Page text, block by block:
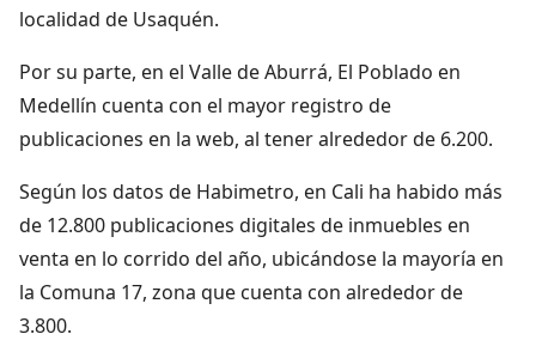
localidad de Usaquén.
Por su parte, en el Valle de Aburrá, El Poblado en
Medellín cuenta con el mayor registro de
publicaciones en la web, al tener alrededor de 6.200.
Según los datos de Habimetro, en Cali ha habido más
de 12.800 publicaciones digitales de inmuebles en
venta en lo corrido del año, ubicándose la mayoría en
la Comuna 17, zona que cuenta con alrededor de
3.800.